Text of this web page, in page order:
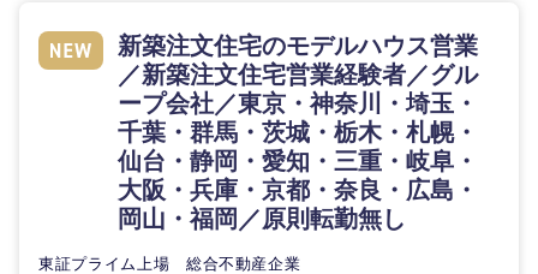
鹿児島県 沖縄県
新築注文住宅のモデルハウス営業
／新築注文住宅営業経験者／グル
ープ会社／東京・神奈川・埼玉・
千葉・群馬・茨城・栃木・札幌・
仙台・静岡・愛知・三重・岐阜・
大阪・兵庫・京都・奈良・広島・
岡山・福岡／原則転勤無し
東証プライム上場 総合不動産企業